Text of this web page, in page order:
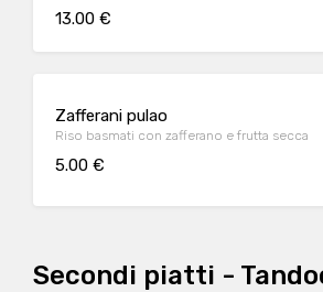
13.00 €
Zafferani pulao
Riso basmati con zafferano e frutta secca
5.00 €
Secondi piatti -